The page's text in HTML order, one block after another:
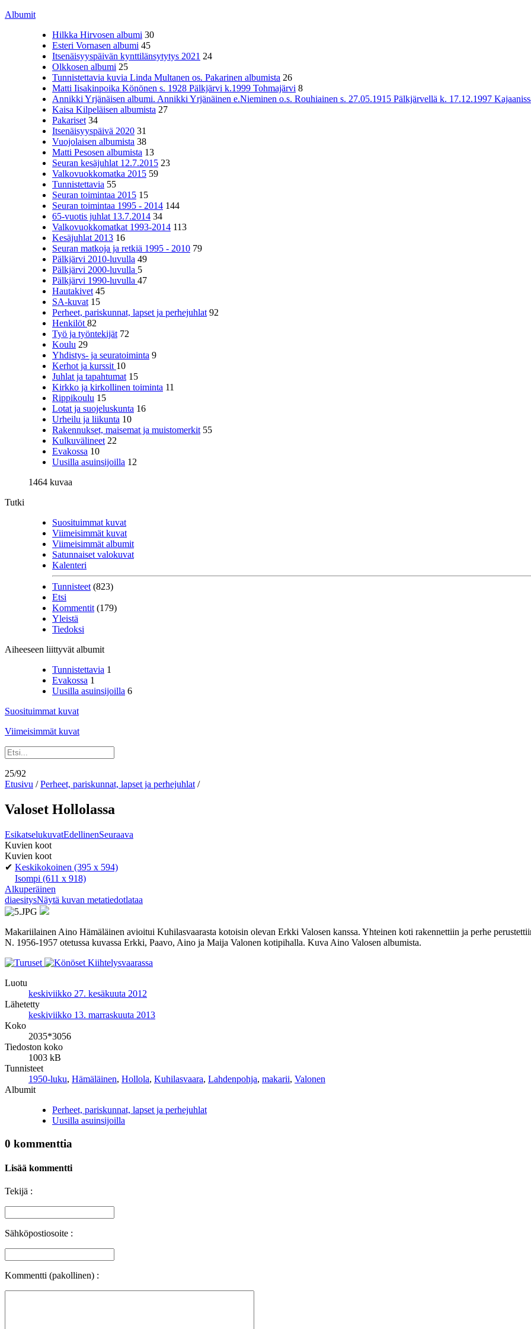
Albumit
Hilkka Hirvosen albumi 30
Esteri Vornasen albumi 45
Itsenäisyyspäivän kynttilänsytytys 2021 24
Olkkosen albumi 25
Tunnistettavia kuvia Linda Multanen os. Pakarinen albumista 26
Matti Iisakinpoika Könönen s. 1928 Pälkjärvi k.1999 Tohmajärvi 8
Annikki Yrjänäisen albumi. Annikki Yrjänäinen e.Nieminen o.s. Rouhiainen s. 27.05.1915 Pälkjärvellä k. 17.12.1997
Kaisa Kilpeläisen albumista 27
Pakariset 34
Itsenäisyyspäivä 2020 31
Vuojolaisen albumista 38
Matti Pesosen albumista 13
Seuran kesäjuhlat 12.7.2015 23
Valkovuokkomatka 2015 59
Tunnistettavia 55
Seuran toimintaa 2015 15
Seuran toimintaa 1995 - 2014 144
65-vuotis juhlat 13.7.2014 34
Valkovuokkomatkat 1993-2014 113
Kesäjuhlat 2013 16
Seuran matkoja ja retkiä 1995 - 2010 79
Pälkjärvi 2010-luvulla 49
Pälkjärvi 2000-luvulla 5
Pälkjärvi 1990-luvulla 47
Hautakivet 45
SA-kuvat 15
Perheet, pariskunnat, lapset ja perhejuhlat 92
Henkilöt 82
Työ ja työntekijät 72
Koulu 29
Yhdistys- ja seuratoiminta 9
Kerhot ja kurssit 10
Juhlat ja tapahtumat 15
Kirkko ja kirkollinen toiminta 11
Rippikoulu 15
Lotat ja suojeluskunta 16
Urheilu ja liikunta 10
Rakennukset, maisemat ja muistomerkit 55
Kulkuvälineet 22
Evakossa 10
Uusilla asuinsijoilla 12
1464 kuvaa
Tutki
Suosituimmat kuvat
Viimeisimmät kuvat
Viimeisimmät albumit
Satunnaiset valokuvat
Kalenteri
Tunnisteet (823)
Etsi
Kommentit (179)
Yleistä
Tiedoksi
Aiheeseen liittyvät albumit
Tunnistettavia 1
Evakossa 1
Uusilla asuinsijoilla 6
Suosituimmat kuvat
Viimeisimmät kuvat
25/92
Etusivu /Perheet, pariskunnat, lapset ja perhejuhlat /
Valoset Hollolassa
EsikatselukuvatEdellinenSeuraava
Kuvien koot
Kuvien koot
✔ Keskikokoinen (395 x 594)
Isompi (611 x 918)
Alkuperäinen
diaesitysNäytä kuvan metatiedotlataa
Makariilainen Aino Hämäläinen avioitui Kuhilasvaarasta kotoisin olevan Erkki Valosen kanssa. Yhteinen koti rakennettiin ja perhe
N. 1956-1957 otetussa kuvassa Erkki, Paavo, Aino ja Maija Valonen kotipihalla. Kuva Aino Valosen albumista.
Luotu
keskiviikko 27. kesäkuuta 2012
Lähetetty
keskiviikko 13. marraskuuta 2013
Koko
2035*3056
Tiedoston koko
1003 kB
Tunnisteet
1950-luku, Hämäläinen, Hollola, Kuhilasvaara, Lahdenpohja, makarii, Valonen
Albumit
Perheet, pariskunnat, lapset ja perhejuhlat
Uusilla asuinsijoilla
0 kommenttia
Lisää kommentti
Tekijä :
Sähköpostiosoite :
Kommentti (pakollinen) :